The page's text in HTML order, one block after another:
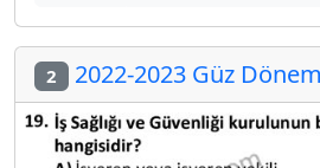
2 2022-2023 Güz